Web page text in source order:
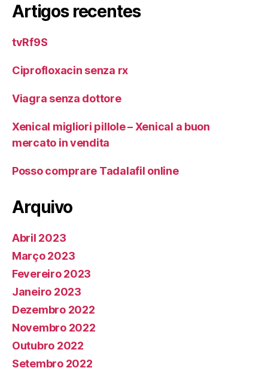
Artigos recentes
tvRf9S
Ciprofloxacin senza rx
Viagra senza dottore
Xenical migliori pillole – Xenical a buon
mercato in vendita
Posso comprare Tadalafil online
Arquivo
Abril 2023
Março 2023
Fevereiro 2023
Janeiro 2023
Dezembro 2022
Novembro 2022
Outubro 2022
Setembro 2022